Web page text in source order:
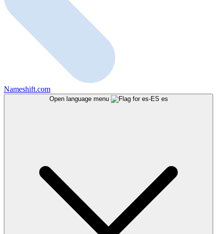
Nameshift.com
Open language menu es